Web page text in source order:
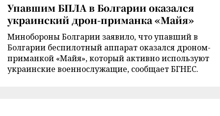
Упавшим БПЛА в Болгарии оказался
украинский дрон-приманка «Майя»
Минобороны Болгарии заявило, что упавший в
Болгарии беспилотный аппарат оказался дроном-
приманкой «Майя», который активно используют
украинские военнослужащие, сообщает БГНЕС.